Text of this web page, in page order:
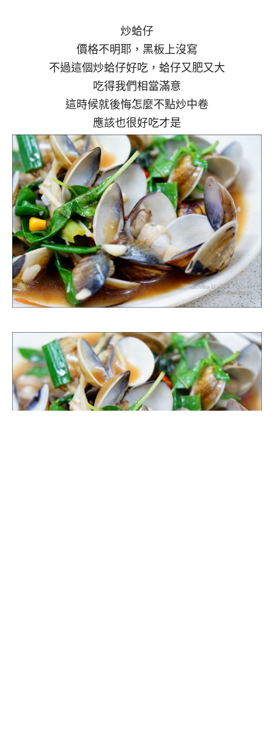
炒蛤仔
價格不明耶，黑板上沒寫
不過這個炒蛤仔好吃，蛤仔又肥又大
吃得我們相當滿意
這時候就後悔怎麼不點炒中卷
應該也很好吃才是